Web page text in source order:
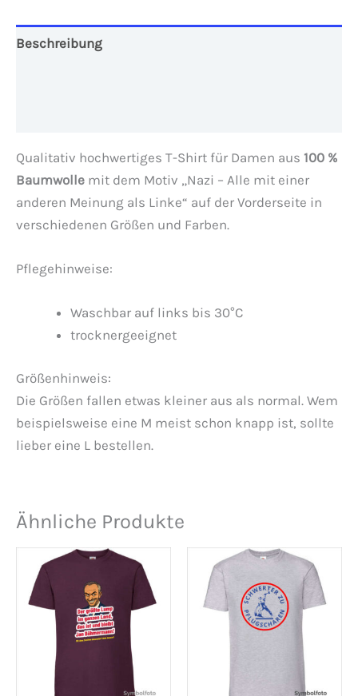
Beschreibung
Qualitativ hochwertiges T-Shirt für Damen aus 100 %
Baumwolle mit dem Motiv „Nazi – Alle mit einer
anderen Meinung als Linke“ auf der Vorderseite in
verschiedenen Größen und Farben.
Pflegehinweise:
Waschbar auf links bis 30°C
trocknergeeignet
Größenhinweis:
Die Größen fallen etwas kleiner aus als normal. Wem
beispielsweise eine M meist schon knapp ist, sollte
lieber eine L bestellen.
Ähnliche Produkte